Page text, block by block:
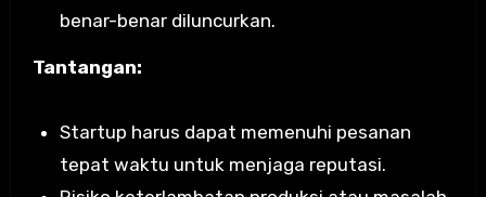
benar-benar diluncurkan.
Tantangan:
Startup harus dapat memenuhi pesanan
tepat waktu untuk menjaga reputasi.